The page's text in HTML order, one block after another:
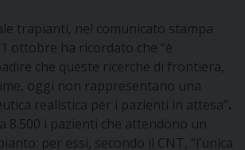
trapianti, nel comunicato stampa
ottobre ha ricordato che “è
che queste ricerche di frontiera,
oggi non rappresentano una
realistica per i pazienti in attesa”.
8.500 i pazienti che attendono un
per essi, secondo il CNT, “l’unica